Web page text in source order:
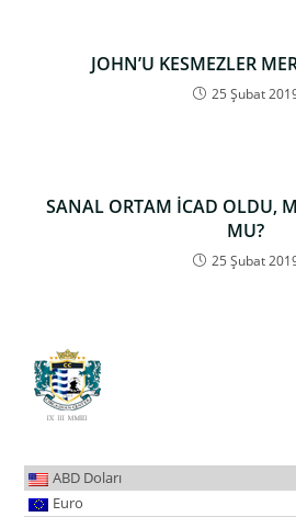
JOHN’U KESMEZLER
25 Şubat
SANAL ORTAM İCAD OLDU,
MU?
25 Şubat
ABD Doları
Euro